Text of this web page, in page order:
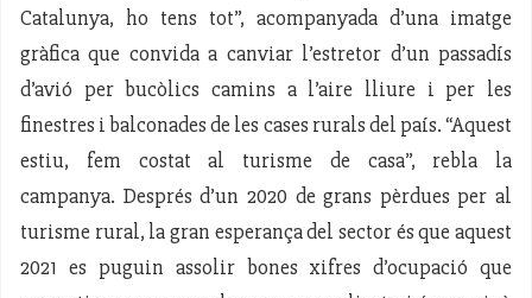
Catalunya, ho tens tot”, acompanyada d’una imatge
gràfica que convida a canviar l’estretor d’un passadís
d’avió per bucòlics camins a l’aire lliure i per les
finestres i balconades de les cases rurals del país. “Aquest
estiu, fem costat al turisme de casa”, rebla la
campanya. Després d’un 2020 de grans pèrdues per al
turisme rural, la gran esperança del sector és que aquest
2021 es puguin assolir bones xifres d’ocupació que